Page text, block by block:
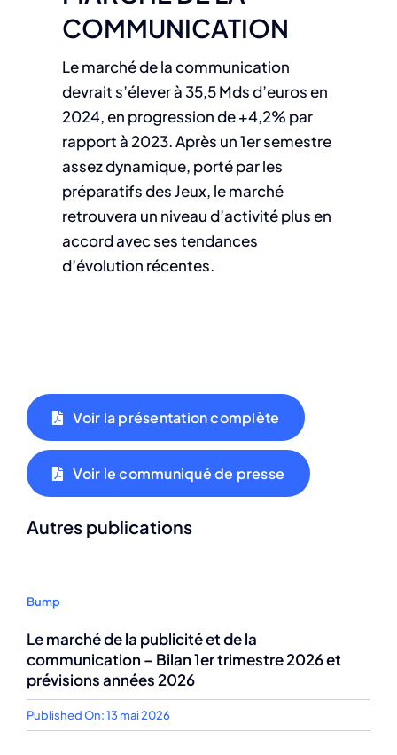
COMMUNICATION
Le marché de la communication
devrait s’élever à 35,5 Mds d’euros en
2024, en progression de +4,2% par
rapport à 2023. Après un 1er semestre
assez dynamique, porté par les
préparatifs des Jeux, le marché
retrouvera un niveau d’activité plus en
accord avec ses tendances
d’évolution récentes.
Voir la présentation complète
Voir le communiqué de presse
Autres publications
Bump
Le marché de la publicité et de la
communication – Bilan 1er trimestre 2026 et
prévisions années 2026
Published On: 13 mai 2026